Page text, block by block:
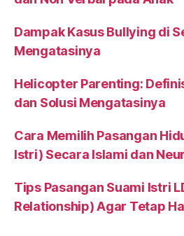
Dampak Kasus Bullying di
Mengatasinya
Helicopter Parenting:
dan Solusi Mengatasinya
Cara Memilih Pasangan
Istri) Secara Islami dan
Tips Pasangan Suami Istri
Relationship) Agar Tetap